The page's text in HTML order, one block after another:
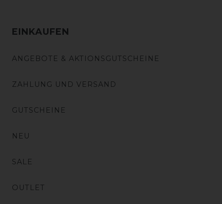
EINKAUFEN
ANGEBOTE & AKTIONSGUTSCHEINE
ZAHLUNG UND VERSAND
GUTSCHEINE
NEU
SALE
OUTLET